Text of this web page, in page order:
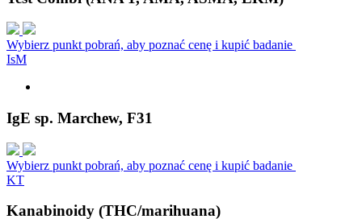
Wybierz punkt pobrań, aby poznać cenę i kupić badanie
IsM
IgE sp. Marchew, F31
Wybierz punkt pobrań, aby poznać cenę i kupić badanie
KT
Kanabinoidy (THC/marihuana)